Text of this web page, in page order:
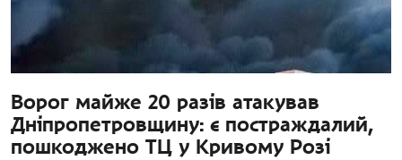
Ворог майже 20 разів атакував
Дніпропетровщину: є постраждалий,
пошкоджено ТЦ у Кривому Розі